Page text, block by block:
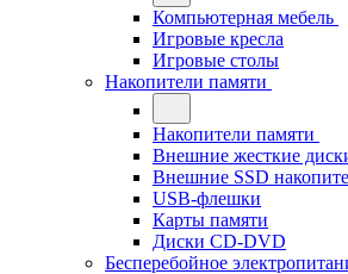
Компьютерная мебель
Игровые кресла
Игровые столы
Накопители памяти
Накопители памяти
Внешние жесткие
Внешние SSD
USB-флешки
Карты памяти
Диски CD-DVD
Бесперебойное